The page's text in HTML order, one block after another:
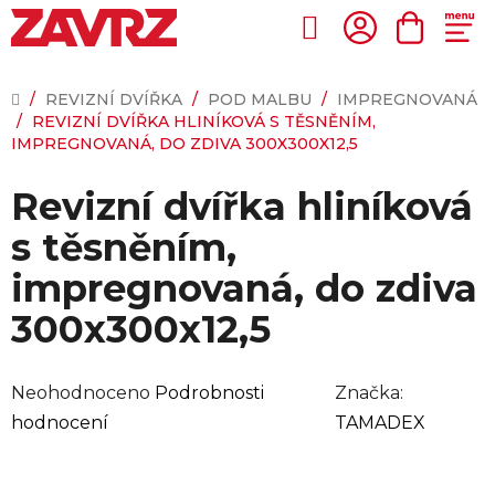
Přejít
na
Hledat
KOŠÍK
DOMŮ
/ REVIZNÍ DVÍŘKA / POD MALBU / IMPREGNOVANÁ
/ REVIZNÍ DVÍŘKA HLINÍKOVÁ S TĚSNĚNÍM,
IMPREGNOVANÁ, DO ZDIVA 300X300X12,5
Revizní dvířka hliníková
s těsněním,
impregnovaná, do zdiva
300x300x12,5
Průměrné
hodnocení
Neohodnoceno Podrobnosti
hodnocení
Značka:
TAMADEX